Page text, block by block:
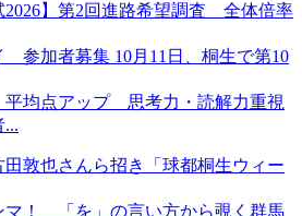
2026】第2回進路希望調査 全体倍率
参加者募集 10月11日、桐生で第10
平均点アップ 思考力・読解力重視
敦也さんら招き「球都桐生ウィー
マ！ 「を」の言い方から覗く群馬